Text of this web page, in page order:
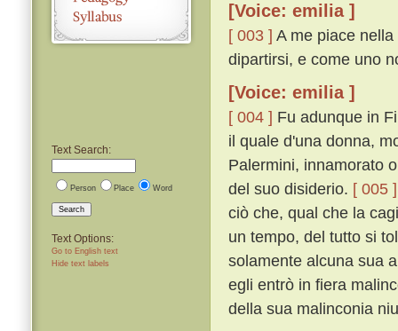
Text Search:
Person Place Word
Search
Text Options:
Go to English text
Hide text labels
[Voice: emilia ]
[ 003 ] A me piace
dipartirsi, e come uno
[Voice: emilia ]
[ 004 ] Fu adunque in
il quale d'una donna,
Palermini, innamorato
del suo disiderio. [ 005 ]
ciò che, qual che la
un tempo, del tutto si
solamente alcuna sua
egli entrò in fiera
della sua malinconia